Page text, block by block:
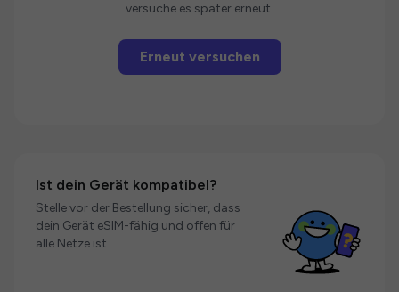
versuche es später erneut.
Erneut versuchen
Ist dein Gerät kompatibel?
Stelle vor der Bestellung sicher, dass
dein Gerät eSIM-fähig und offen für
alle Netze ist.